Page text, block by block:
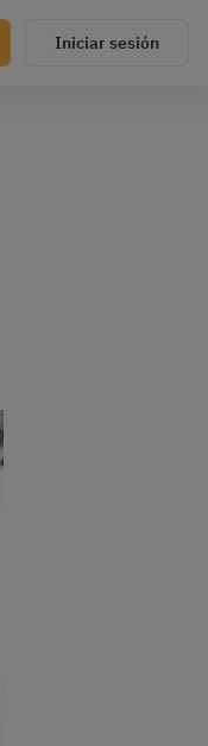
Iniciar sesión